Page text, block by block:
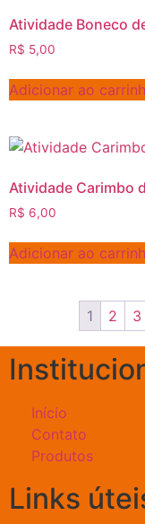
Atividade Boneco
R$ 5,00
Adicionar ao
Atividade Carimbo
R$ 6,00
Adicionar ao
1 2 3
Início
Contato
Produtos
Links